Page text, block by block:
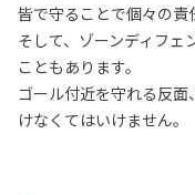
皆で守ることで個々の責
そして、ゾーンディフェ
こともあります。
ゴール付近を守れる反
けなくてはいけません。